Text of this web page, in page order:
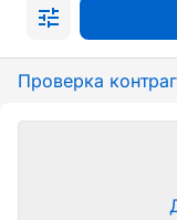
Проверка